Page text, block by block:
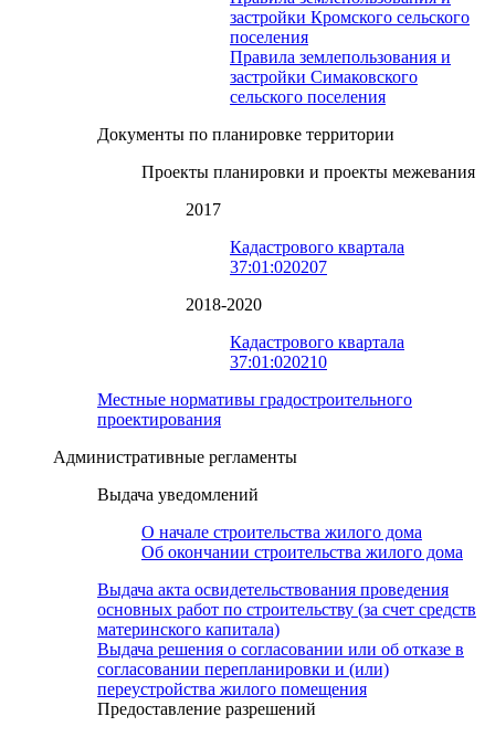
застройки Кромского сельского
поселения
Правила землепользования и
застройки Симаковского
сельского поселения
Документы по планировке территории
Проекты планировки и проекты межевания
2017
Кадастрового квартала
37:01:020207
2018-2020
Кадастрового квартала
37:01:020210
Местные нормативы градостроительного
проектирования
Административные регламенты
Выдача уведомлений
О начале строительства жилого дома
Об окончании строительства жилого дома
Выдача акта освидетельствования проведения
основных работ по строительству (за счет средств
материнского капитала)
Выдача решения о согласовании или об отказе в
согласовании перепланировки и (или)
переустройства жилого помещения
Предоставление разрешений